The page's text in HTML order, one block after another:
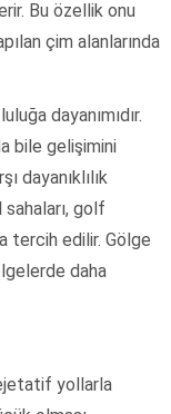
Bu özellik onu
çim alanlarında
dayanımıdır.
bile gelişimini
dayanıklılık
golf
tercih edilir. Gölge
daha
yollarla